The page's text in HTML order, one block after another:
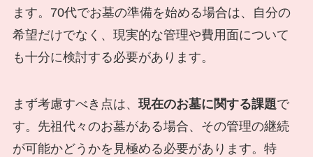
ます。70代でお墓の準備を始める場合は、自分の
希望だけでなく、現実的な管理や費用面について
も十分に検討する必要があります。
まず考慮すべき点は、 現在のお墓に関する課題で
す。先祖代々のお墓がある場合、その管理の継続
が可能かどうかを見極める必要があります。特